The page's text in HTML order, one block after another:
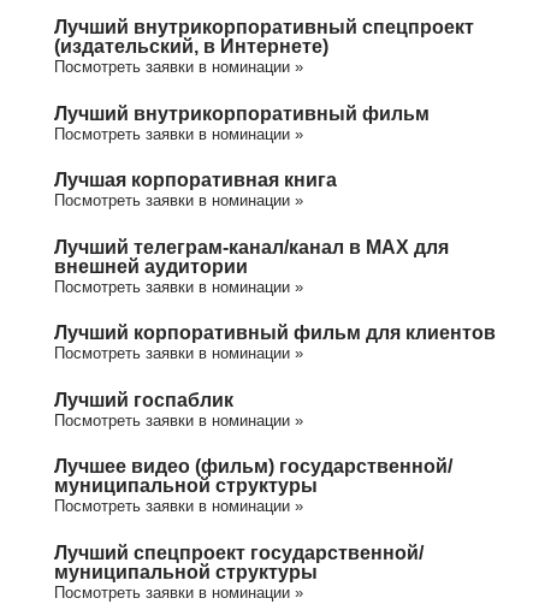
Лучший внутрикорпоративный спецпроект
(издательский, в Интернете)
Посмотреть заявки в номинации »
Лучший внутрикорпоративный фильм
Посмотреть заявки в номинации »
Лучшая корпоративная книга
Посмотреть заявки в номинации »
Лучший телеграм-канал/канал в МАХ для
внешней аудитории
Посмотреть заявки в номинации »
Лучший корпоративный фильм для клиентов
Посмотреть заявки в номинации »
Лучший госпаблик
Посмотреть заявки в номинации »
Лучшее видео (фильм) государственной/
муниципальной структуры
Посмотреть заявки в номинации »
Лучший спецпроект государственной/
муниципальной структуры
Посмотреть заявки в номинации »